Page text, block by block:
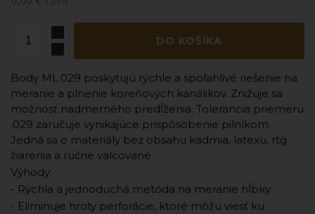
DO KOŠÍKA
Body ML.029 poskytujú rýchle a spoľahlivé riešenie na
meranie a plnenie koreňových kanálikov. Znižuje sa
možnosť nadmerného predĺženia. Tolerancia priemeru
.029 zaručuje vynikajúce prispôsobenie pilníkom.
Jedná sa o materiály bez obsahu kadmia, latexu, rtg
žiarenia a ručne valcované.
Výhody:
- Rýchla a jednoduchá metóda na meranie hĺbky
- Eliminuje hroty perforácie, ktoré môžu viesť ku